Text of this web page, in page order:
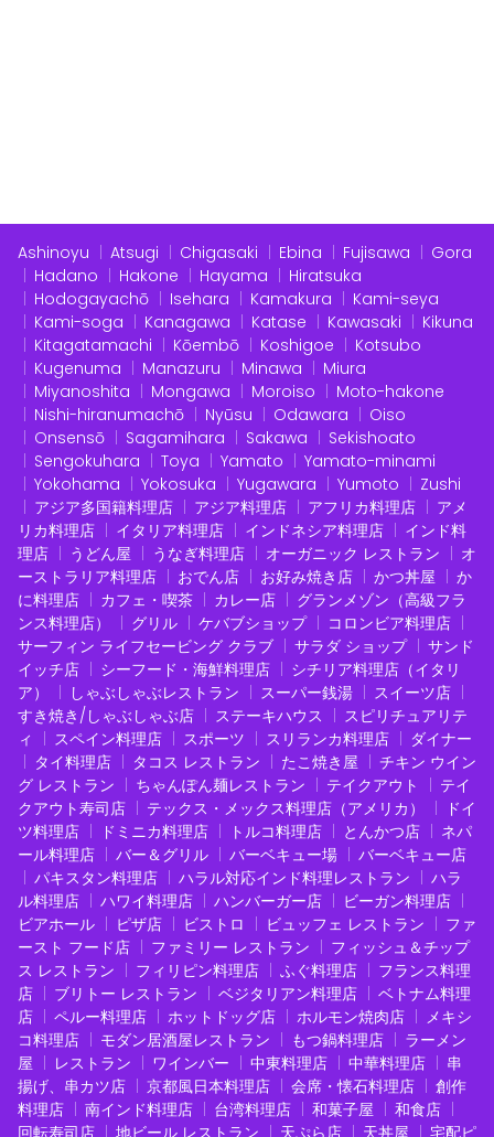
Ashinoyu Atsugi Chigasaki Ebina Fujisawa
Gora
Hadano
Hakone Hayama
Hiratsuka
Hodogayachō
Isehara Kamakura
Kami-seya
Kami-soga
Kanagawa Katase Kawasaki
Kikuna
Kitagatamachi
Kōembō Koshigoe
Kotsubo
Kugenuma
Manazuru Minawa
Miura
Miyanoshita
Mongawa Moroiso
Moto-hakone
Nishi-hiranumachō
Nyūsu Odawara
Oiso
Onsensō
Sagamihara Sakawa
Sekishoato
Sengokuhara
Toya Yamato
Yamato-minami
Yokohama
Yokosuka Yugawara Yumoto
Zushi
アジア多国籍料理店
アジア料理店 アフリカ料理店
アメ
リカ料理店
イタリア料理店 インドネシア料理店
インド料
理店
うどん屋 うなぎ料理店 オーガニック レストラン
オ
ーストラリア料理店
おでん店 お好み焼き店 かつ丼屋
か
に料理店
カフェ・喫茶 カレー店
グランメゾン（高級フラ
ンス料理店）
グリル ケバブショップ
コロンビア料理店
サーフィン ライフセービング クラブ
サラダ ショップ
サンド
イッチ店
シーフード・海鮮料理店
シチリア料理店（イタリ
ア）
しゃぶしゃぶレストラン スーパー銭湯
スイーツ店
すき焼き/しゃぶしゃぶ店
ステーキハウス
スピリチュアリテ
ィ
スペイン料理店 スポーツ スリランカ料理店
ダイナー
タイ料理店
タコス レストラン たこ焼き屋
チキン ウイン
グ レストラン
ちゃんぽん麺レストラン テイクアウト
テイ
クアウト寿司店
テックス・メックス料理店（アメリカ）
ドイ
ツ料理店
ドミニカ料理店 トルコ料理店 とんかつ店
ネパ
ール料理店
バー＆グリル バーベキュー場
バーベキュー店
パキスタン料理店
ハラル対応インド料理レストラン
ハラ
ル料理店
ハワイ料理店 ハンバーガー店
ビーガン料理店
ビアホール
ピザ店 ビストロ ビュッフェ レストラン
ファ
ースト フード店
ファミリー レストラン
フィッシュ＆チップ
ス レストラン
フィリピン料理店 ふぐ料理店
フランス料理
店
ブリトー レストラン ベジタリアン料理店
ベトナム料理
店
ペルー料理店 ホットドッグ店 ホルモン焼肉店
メキシ
コ料理店
モダン居酒屋レストラン もつ鍋料理店
ラーメン
屋
レストラン ワインバー 中東料理店 中華料理店
串
揚げ、串カツ店
京都風日本料理店 会席・懐石料理店
創作
料理店
南インド料理店 台湾料理店 和菓子屋
和食店
回転寿司店
地ビール レストラン 天ぷら店 天丼屋 宅配ピ